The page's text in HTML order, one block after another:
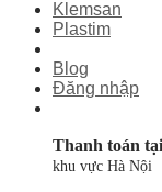
Klemsan
Plastim
Blog
Đăng nhập
Thanh toán
khu vực Hà Nội